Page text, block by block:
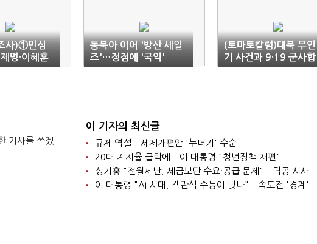
사)①민심
명·이혜훈
동북아 이어 '방산 세일
즈'…정점에 '국익'
(토마토칼럼)대북 무인
기 사건과 9·19 군사합
의 복원
기사를 쓰겠
이 기자의 최신글
규제 역설…세제개편안 '누더기' 수순
20대 지지율 급락에…이 대통령 "청년정책 재편"
성기홍 "전월세난, 세금보단 수요·공급 문제"…닥공 시사
이 대통령 "AI 시대, 객관식 수능이 맞나"…속도전 '경계'